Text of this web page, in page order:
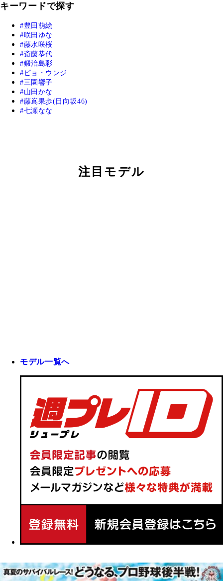
キーワードで探す
豊田萌絵
咲田ゆな
藤水咲桜
斎藤恭代
鍛治島彩
ピョ・ウンジ
三園響子
山田かな
藤嶌果歩(日向坂46)
七瀬なな
注目モデル
モデル一覧へ